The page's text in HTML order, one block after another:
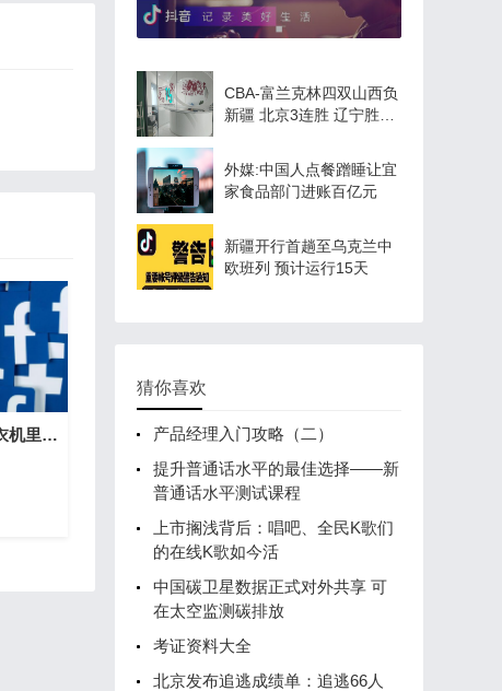
还剩8条命？小猫洗衣机里被“洗”20分钟幸存(图)
购
CBA-富兰克林四双山西负
新疆 北京3连胜 辽宁胜同
外媒:中国人点餐蹭睡让宜
家食品部门进账百亿元
新疆开行首趟至乌克兰中
欧班列 预计运行15天
猜你喜欢
产品经理入门攻略（二）
提升普通话水平的最佳选择——新
普通话水平测试课程
上市搁浅背后：唱吧、全民K歌们
的在线K歌如今活
中国碳卫星数据正式对外共享 可
在太空监测碳排放
考证资料大全
北京发布追逃成绩单：追逃66人